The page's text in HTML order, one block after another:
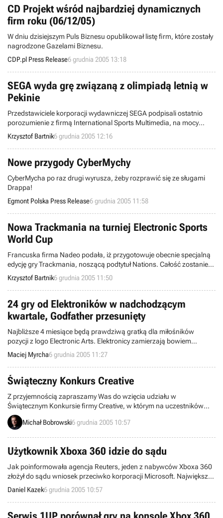
CD Projekt wśród najbardziej dynamicznych
firm roku (06/12/05)
W dniu dzisiejszym Puls Biznesu opublikował listę firm, które zostały
nagrodzone Gazelami Biznesu.
CDP.pl Press Release6 grudnia 2005 13:18
SEGA wyda grę związaną z olimpiadą letnią w
Pekinie
Przedstawiciele korporacji wydawniczej SEGA podpisali ostatnio
porozumienie z firmą International Sports Multimedia, na mocy
którego zapewnili sobie wyłączne prawa do stworzenia oraz
wydania oficjalnej gry kolejnych, Letnich Igrzysk Olimpijskich (Pekin,
2008 rok).
Krzysztof Bartnik6 grudnia 2005 12:16
Nowe przygody CyberMychy
CyberMycha po raz drugi wyrusza, żeby rozprawić się ze sługami
Drappa!
Egmont Polska Press Release6 grudnia 2005 11:58
Nowa Trackmania na turniej Electronic Sports
World Cup
Francuska firma Nadeo podała, iż przygotowuje obecnie specjalną
edycję gry Trackmania, noszącą podtytuł Nations. Całość zostanie
za darmo udostępniona do pobrania z Sieci w styczniu przyszłego
roku i - jak się okazało - będzie jedną z sześciu produkcji, w których
zmierzą się gracze podczas ogólnoświatowego turnieju Electronic
Sports World Cup.
Krzysztof Bartnik6 grudnia 2005 11:50
24 gry od Elektroników w nadchodzącym
kwartale, Godfather przesunięty
Najbliższe 4 miesiące będą prawdziwą gratką dla miłośników
pozycji z logo Electronic Arts. Elektronicy zamierzają bowiem
zasypać europejskich graczy, dosłownie i w przenośni, swoimi
produktami - półki sklepowe ujrzą co najmniej 24 nowe tytuły.
Niestety, dla oczekujących na pojawienie się Ojca Chrzestnego
mamy złą wiadomość. Premiera gry została przełożona.
Maciej Myrcha6 grudnia 2005 11:27
Świąteczny Konkurs Creative
Z przyjemnością zapraszamy Was do wzięcia udziału w
Świątecznym Konkursie firmy Creative, w którym na uczestników
czekają cenne nagrody z kartą Sound Blaster X-Fi Fatal1ty na czele!
Michał Bobrowski6 grudnia 2005 10:57
Użytkownik Xboxa 360 idzie do sądu
Jak poinformowała agencja Reuters, jeden z nabywców Xboxa 360
złożył do sądu wniosek przeciwko korporacji Microsoft. Największy
wytwórca oprogramowania, oskarżony został przez Roberta Byersa
o złe zaprojektowanie urządzenia, co ma być przyczyną
przegrzewania się konsoli, powodując tym samym jej zawieszenie.
Daniel Kazek6 grudnia 2005 10:57